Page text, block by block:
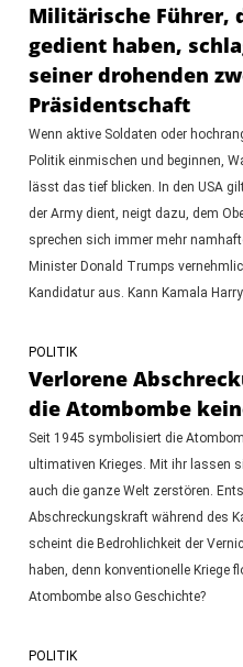
Militärische Führer,
gedient haben,
seiner drohenden
Präsidentschaft
Wenn aktive Soldaten oder
Politik einmischen und beginnen,
lässt das tief blicken. In den USA
der Army dient, neigt dazu, dem
sprechen sich immer mehr
Minister Donald Trumps
Kandidatur aus. Kann Kamala
POLITIK
Verlorene
die Atombombe
Seit 1945 symbolisiert die
ultimativen Krieges. Mit ihr lassen
auch die ganze Welt zerstören.
Abschreckungskraft während des
scheint die Bedrohlichkeit der
haben, denn konventionelle Kriege
Atombombe also Geschichte?
POLITIK